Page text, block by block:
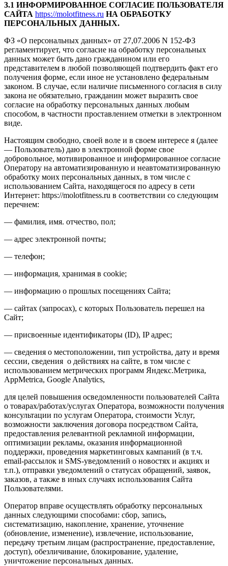
3.1 ИНФОРМИРОВАННОЕ СОГЛАСИЕ ПОЛЬЗОВАТЕЛЯ
САЙТА https://molotfitness.ru НА ОБРАБОТКУ
ПЕРСОНАЛЬНЫХ ДАННЫХ.
ФЗ «О персональных данных» от 27,07.2006 N 152-ФЗ
регламентирует, что согласие на обработку персональных
данных может быть дано гражданином или его
представителем в любой позволяющей подтвердить факт его
получения форме, если иное не установлено федеральным
законом. В случае, если наличие письменного согласия в силу
закона не обязательно, гражданин может выразить свое
согласие на обработку персональных данных любым
способом, в частности проставлением отметки в электронном
виде.
Настоящим свободно, своей воле и в своем интересе я (далее
— Пользователь) даю в электронной форме свое
добровольное, мотивированное и информированное согласие
Оператору на автоматизированную и неавтоматизированную
обработку моих персональных данных, в том числе с
использованием Сайта, находящегося по адресу в сети
Интернет: https://molotfitness.ru в соответствии со следующим
перечнем:
— фамилия, имя. отчество, пол;
— адрес электронной почты;
— телефон;
— информация, хранимая в cookie;
— информацию о прошлых посещениях Сайта;
— сайтах (запросах), с которых Пользователь перешел на
Сайт;
— присвоенные идентификаторы (ID), IP адрес;
— сведения о местоположении, тип устройства, дату и время
сессии, сведения о действиях на сайте, в том числе с
использованием метрических программ Яндекс.Метрика,
AppMetrica, Google Analytics,
для целей повышения осведомленности пользователей Сайта
о товарах/работах/услугах Оператора, возможности получения
консультации по услугам Оператора, стоимости Услуг,
возможности заключения договора посредством Сайта,
предоставления релевантной рекламной информации,
оптимизации рекламы, оказания информационной
поддержки, проведения маркетинговых кампаний (в т.ч.
email-рассылок и SMS-уведомлений о новостях и акциях и
т.п.), отправки уведомлений о статусах обращений, заявок,
заказов, а также в иных случаях использования Сайта
Пользователями.
Оператор вправе осуществлять обработку персональных
данных следующими способами: сбор, запись,
систематизацию, накопление, хранение, уточнение
(обновление, изменение), извлечение, использование,
передачу третьим лицам (распространение, предоставление,
доступ), обезличивание, блокирование, удаление,
уничтожение персональных данных.